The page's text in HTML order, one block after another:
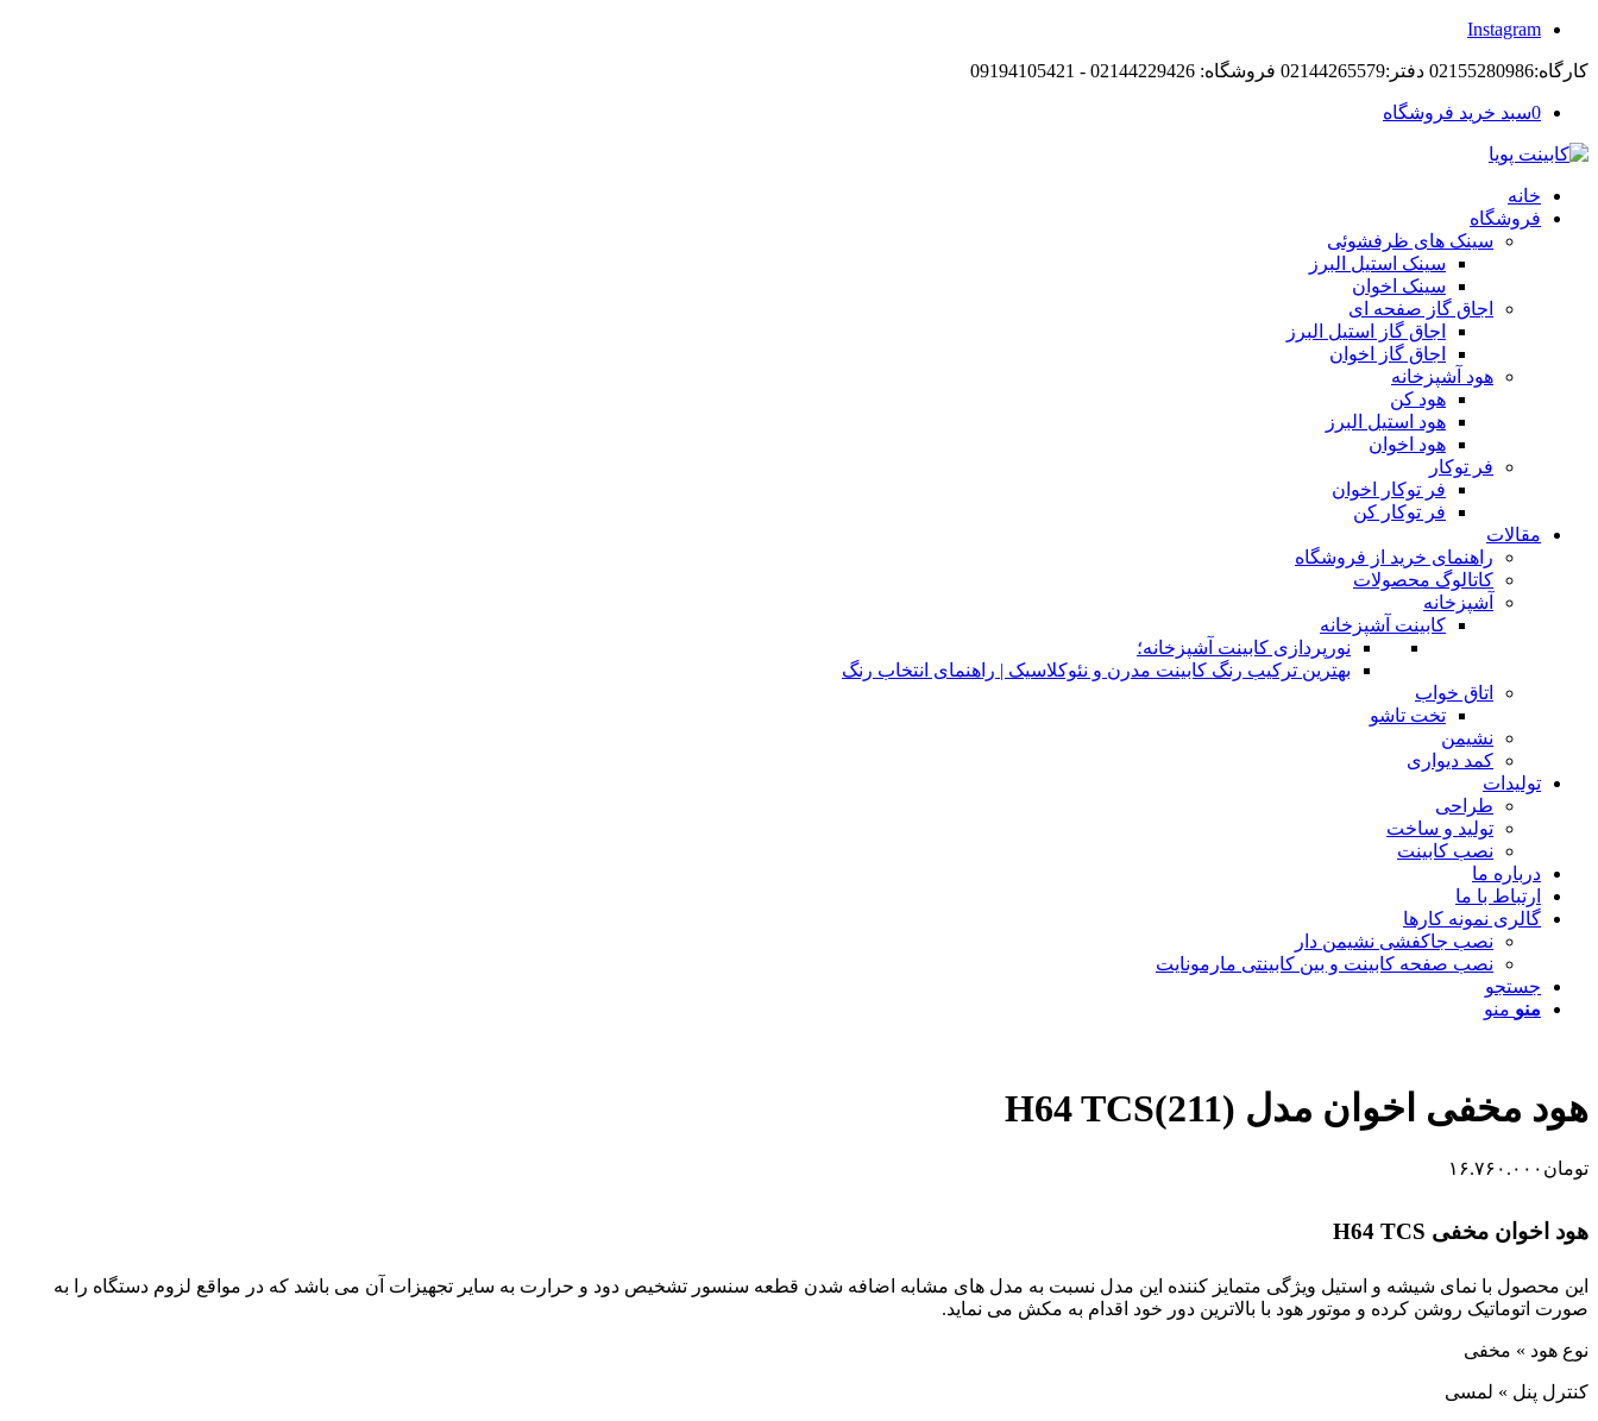
Instagram
کارگاه:02155280986 دفتر:02144265579 فروشگاه: 02144229426 - 09194105421
0سبد خرید فروشگاه
خانه
فروشگاه
سینک های ظرفشوئی
سینک استیل البرز
سینک اخوان
اجاق گاز صفحه ای
اجاق گاز استیل البرز
اجاق گاز اخوان
هود آشپزخانه
هود کن
هود استیل البرز
هود اخوان
فر توکار
فر توکار اخوان
فر توکار کن
مقالات
راهنمای خرید از فروشگاه
کاتالوگ محصولات
آشپزخانه
کابینت آشپزخانه
نورپردازی کابینت آشپزخانه؛
بهترین ترکیب رنگ کابینت مدرن و نئوکلاسیک | راهنمای انتخاب رنگ
اتاق خواب
تخت تاشو
نشیمن
کمد دیواری
تولیدات
طراحی
تولید و ساخت
نصب کابینت
درباره ما
ارتباط با ما
گالری نمونه کارها
نصب جاکفشی نشیمن دار
نصب صفحه کابینت و بین کابینتی مارمونایت
جستجو
منو منو
هود مخفی اخوان مدل H64 TCS(211)
تومان ۱۶.۷۶۰.۰۰۰
هود اخوان مخفی H64 TCS
این محصول با نمای شیشه و استیل ویژگی متمایز کننده این مدل نسبت به مدل های مشابه اضافه شدن قطعه سنسور تشخیص دود و حرارت به سایر تجهیزات آن می باشد که در مواقع لزوم دستگاه را به
صورت اتوماتیک روشن کرده و موتور هود با بالاترین دور خود اقدام به مکش می نماید.
نوع هود » مخفی
کنترل پنل » لمسی